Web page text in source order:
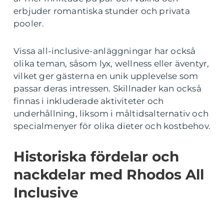
erbjuder romantiska stunder och privata
pooler.
Vissa all-inclusive-anläggningar har också
olika teman, såsom lyx, wellness eller äventyr,
vilket ger gästerna en unik upplevelse som
passar deras intressen. Skillnader kan också
finnas i inkluderade aktiviteter och
underhållning, liksom i måltidsalternativ och
specialmenyer för olika dieter och kostbehov.
Historiska fördelar och
nackdelar med Rhodos All
Inclusive